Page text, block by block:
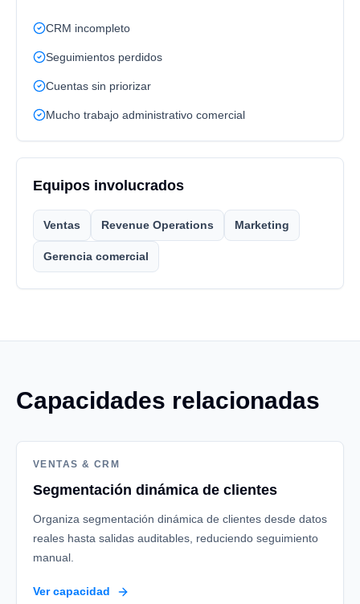
CRM incompleto
Seguimientos perdidos
Cuentas sin priorizar
Mucho trabajo administrativo comercial
Equipos involucrados
Ventas Revenue Operations Marketing
Gerencia comercial
Capacidades relacionadas
VENTAS & CRM
Segmentación dinámica de clientes
Organiza segmentación dinámica de clientes desde datos
reales hasta salidas auditables, reduciendo seguimiento
manual.
Ver capacidad